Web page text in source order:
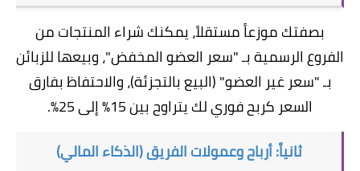
بصفتك موزعاً مستقلاً، يمكنك شراء المنتجات من
الفروع الرسمية بـ "سعر العضو المخفض"، وبيعها للزبائن
بـ "سعر غير العضو" (البيع بالتجزئة)، والاحتفاظ بفارق
السعر كربح فوري لك يتراوح بين 15% إلى 25%.
ثانياً: أرباح وعمولات الفريق (الذكاء المالي)